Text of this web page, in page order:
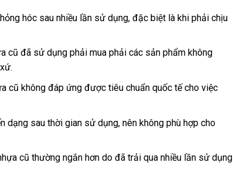
hóc sau nhiều lần sử dụng, đặc biệt là khi phải chịu
cũ đã sử dụng phải mua phải các sản phẩm không
cũ không đáp ứng được tiêu chuẩn quốc tế cho việc
dạng sau thời gian sử dụng, nên không phù hợp cho
cũ thường ngắn hơn do đã trải qua nhiều lần sử dụng